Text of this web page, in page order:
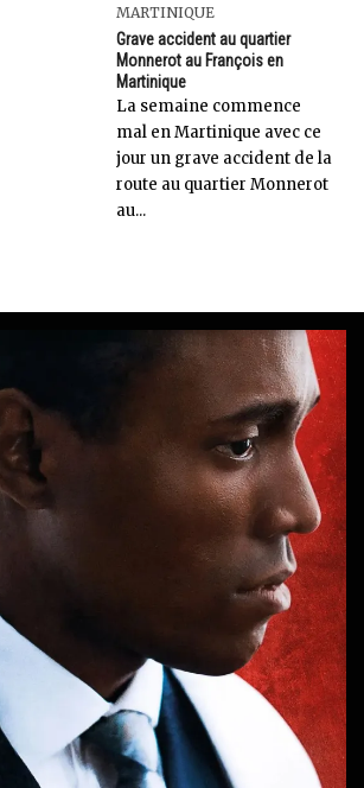
MARTINIQUE
Grave accident au quartier
Monnerot au François en
Martinique
La semaine commence
mal en Martinique avec ce
jour un grave accident de la
route au quartier Monnerot
au...